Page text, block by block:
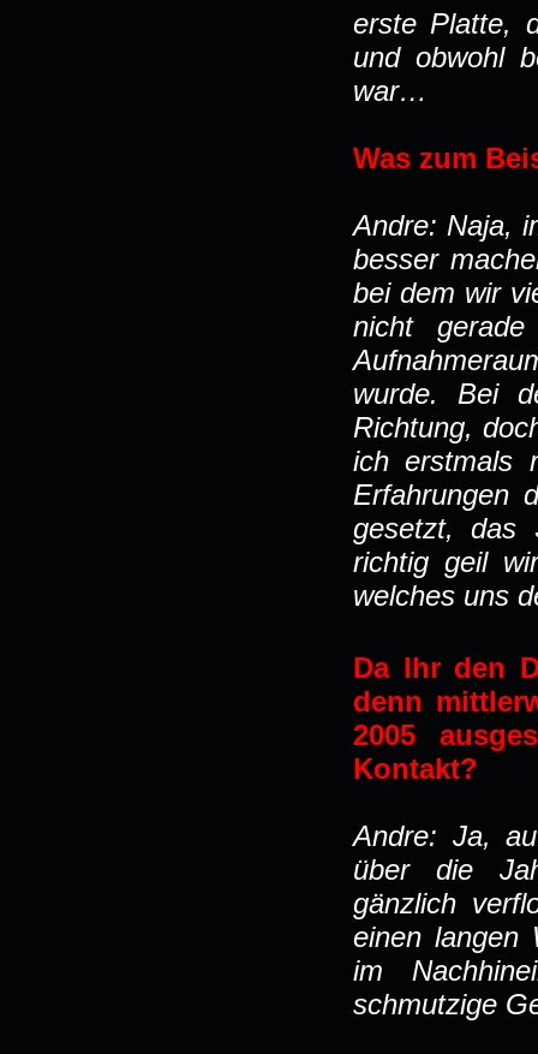
erste Platte,
und obwohl
war…
Was zum
Andre: Naja,
besser
bei dem wir
nicht
wurde. Bei
Richtung,
ich erstmals
Erfahrungen
gesetzt, das
richtig geil
welches uns
Da Ihr den
denn
2005
Kontakt?
Andre: Ja,
über die
gänzlich
einen langen
im
schmutzige